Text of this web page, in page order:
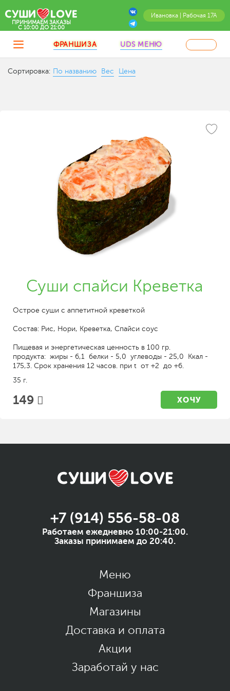
Ивановка | Рабочая 17А
ПРИНИМАЕМ ЗАКАЗЫ
C 10:00 ДО 21:00
ФРАНШИЗА UDS МЕНЮ
Сортировка: По названию Вес Цена
Суши спайси Креветка
Острое суши с аппетитной креветкой
Состав: Рис, Нори, Креветка, Спайси соус
Пищевая и энергетическая ценность в 100 гр.
продукта: жиры - 6,1 белки - 5,0 углеводы - 25,0 Ккал -
175,3. Срок хранения 12 часов. при t от +2 до +6.
35 г.
149 ХОЧУ
+7 (914) 556-58-08
Работаем ежедневно 10:00-21:00.
Заказы принимаем до 20:40.
Меню
Франшиза
Магазины
Доставка и оплата
Акции
Заработай у нас